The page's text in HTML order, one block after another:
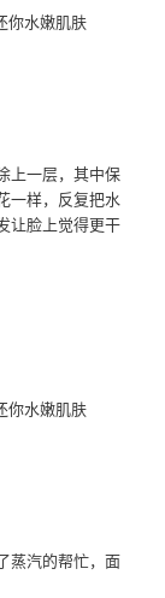
你水嫩肌肤
上一层，其中保
一样，反复把水
让脸上觉得更干
你水嫩肌肤
蒸汽的帮忙，面